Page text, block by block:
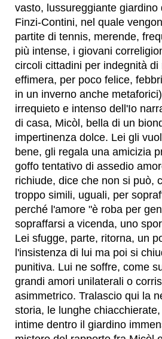
vasto, lussureggiante giardino
Finzi-Contini, nel quale
partite di tennis, merende,
più intense, i giovani
circoli cittadini per indegnità
effimera, per poco felice,
in un inverno anche
irrequieto e intenso dell'Io
di casa, Micòl, bella di un
impertinenza dolce. Lei gli
bene, gli regala una amicizia
goffo tentativo di assedio
richiude, dice che non si può,
troppo simili, uguali, per
perché l'amore "è roba per
sopraffarsi a vicenda, uno
Lei sfugge, parte, ritorna, un
l'insistenza di lui ma poi si
punitiva. Lui ne soffre, come
grandi amori unilaterali o
asimmetrico. Tralascio qui la
storia, le lunghe
intime dentro il giardino